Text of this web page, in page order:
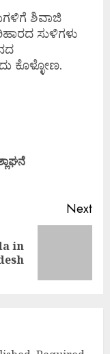
ಶಿವಾಜಿ
ಸುಳಿಗಳು
ಕೊಳ್ಳೋಣ.
Next
in